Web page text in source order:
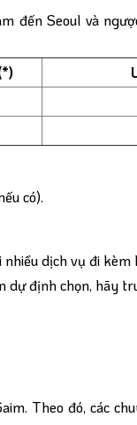
đến Seoul và
có).
nhiều dịch vụ đi
dự định chọn, hãy
Theo đó, các